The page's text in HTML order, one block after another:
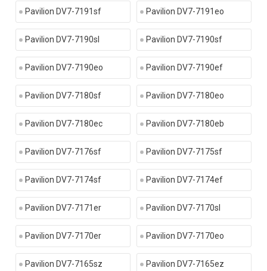
Pavilion DV7-7191sf Pavilion DV7-7191eo
Pavilion DV7-7190sl Pavilion DV7-7190sf
Pavilion DV7-7190eo Pavilion DV7-7190ef
Pavilion DV7-7180sf Pavilion DV7-7180eo
Pavilion DV7-7180ec Pavilion DV7-7180eb
Pavilion DV7-7176sf Pavilion DV7-7175sf
Pavilion DV7-7174sf Pavilion DV7-7174ef
Pavilion DV7-7171er Pavilion DV7-7170sl
Pavilion DV7-7170er Pavilion DV7-7170eo
Pavilion DV7-7165sz Pavilion DV7-7165ez